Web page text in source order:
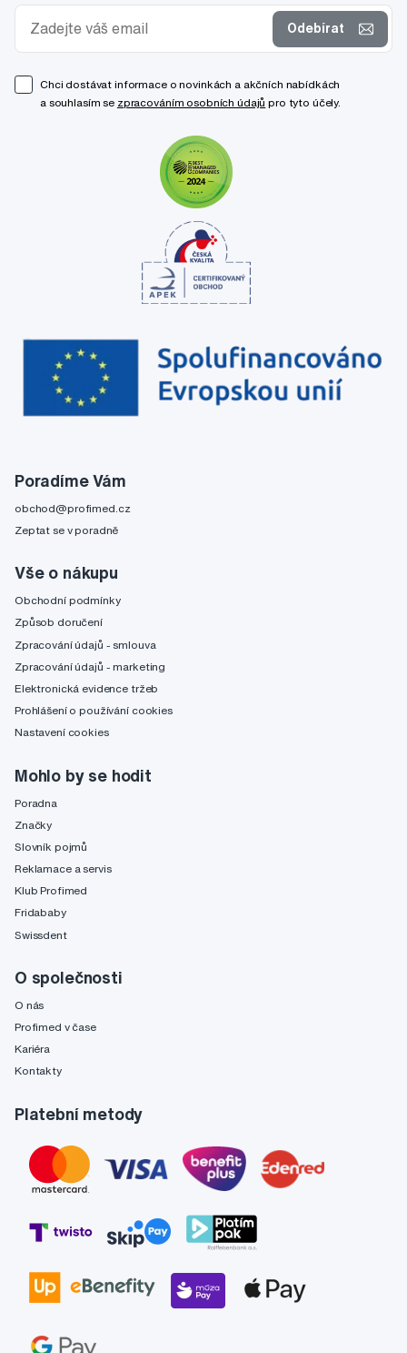
Poradíme Vám
obchod@profimed.cz
Zeptat se v poradně
Vše o nákupu
Obchodní podmínky
Způsob doručení
Zpracování údajů - smlouva
Zpracování údajů - marketing
Elektronická evidence tržeb
Prohlášení o používání cookies
Nastavení cookies
Mohlo by se hodit
Poradna
Značky
Slovník pojmů
Reklamace a servis
Klub Profimed
Fridababy
Swissdent
O společnosti
O nás
Profimed v čase
Kariéra
Kontakty
Platební metody
Odebírat
Chci dostávat informace o novinkách a akčních nabídkách
a souhlasím se zpracováním osobních údajů pro tyto účely.